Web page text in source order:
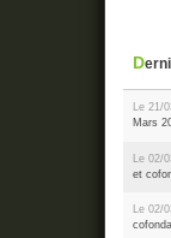
Le 21/
Mars
Le 02/
et
Le 02/